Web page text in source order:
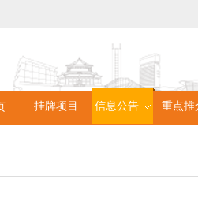
挂牌项目 信息公告 重点推